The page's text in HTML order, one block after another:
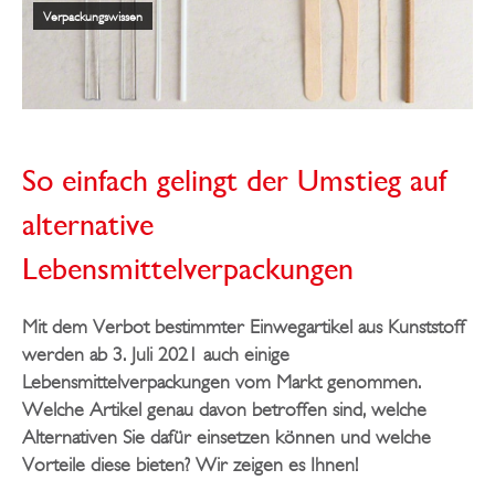
Verpackungswissen
So einfach gelingt der Umstieg auf
alternative
Lebensmittelverpackungen
Mit dem Verbot bestimmter Einwegartikel aus Kunststoff
werden ab 3. Juli 2021 auch einige
Lebensmittelverpackungen vom Markt genommen.
Welche Artikel genau davon betroffen sind, welche
Alternativen Sie dafür einsetzen können und welche
Vorteile diese bieten? Wir zeigen es Ihnen!